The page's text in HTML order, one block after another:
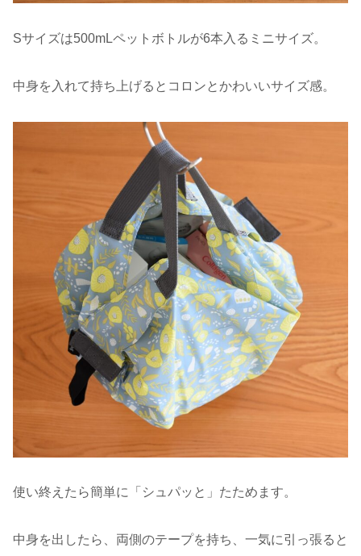
Sサイズは500mLペットボトルが6本入るミニサイズ。
中身を入れて持ち上げるとコロンとかわいいサイズ感。
使い終えたら簡単に「シュパッと」たためます。
中身を出したら、両側のテープを持ち、一気に引っ張ると